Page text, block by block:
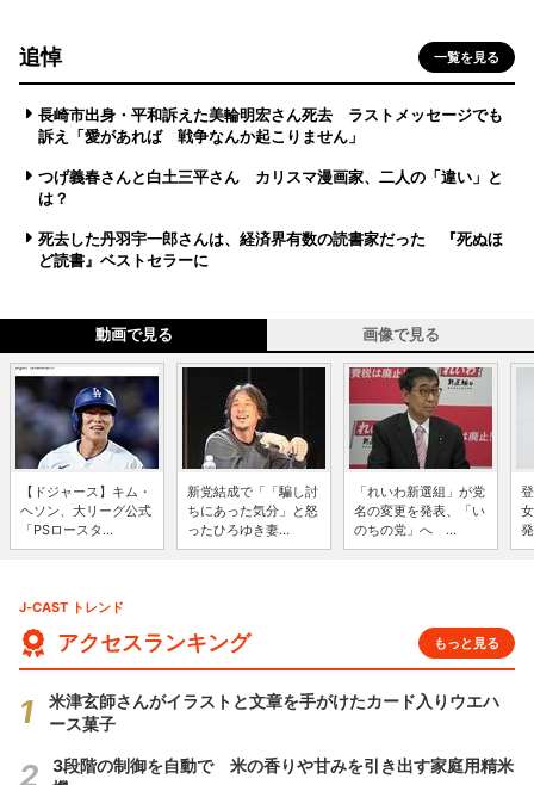
追悼 一覧を見る
長崎市出身・平和訴えた美輪明宏さん死去 ラストメッセージでも
訴え「愛があれば 戦争なんか起こりません」
つげ義春さんと白土三平さん カリスマ漫画家、二人の「違い」と
は？
死去した丹羽宇一郎さんは、経済界有数の読書家だった 『死ぬほ
ど読書』ベストセラーに
動画で見る 画像で見る
【ドジャース】キム・
ヘソン、大リーグ公式
「PSロースタ...
新党結成で「「騙し討
ちにあった気分」と怒
ったひろゆき妻...
「れいわ新選組」が党
名の変更を発表、「い
のちの党」へ ...
J-CAST トレンド
アクセスランキング もっと見る
米津玄師さんがイラストと文章を手がけたカード入りウエハ
ース菓子
3段階の制御を自動で 米の香りや甘みを引き出す家庭用精米